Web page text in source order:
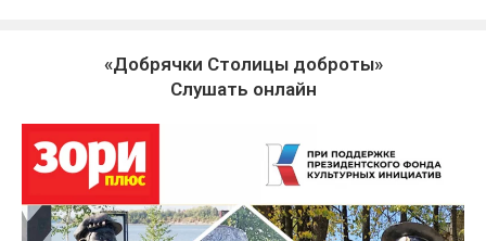
«Добрячки Столицы доброты»
Слушать онлайн